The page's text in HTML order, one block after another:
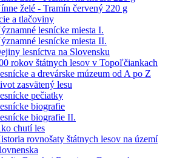
želé - Tramín červený 220 g
a tlačoviny
lesnícke miesta I.
lesnícke miesta II.
lesníctva na Slovensku
rokov štátnych lesov v Topoľčiankach
a drevárske múzeum od A po Z
zasvätený lesu
pečiatky
biografie
biografie II.
chutí les
rovnošaty štátnych lesov na území